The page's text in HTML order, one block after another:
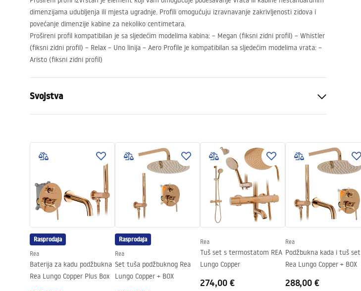
dimenzijama udubljenja ili mjesta ugradnje. Profili omogućuju izravnavanje zakrivljenosti zidova i
povećanje dimenzije kabine za nekoliko centimetara.
Prošireni profil kompatibilan je sa sljedećim modelima kabina: – Megan (fiksni zidni profil) – Whistler
(fiksni zidni profil) – Relax – Uno linija – Aero Profile je kompatibilan sa sljedećim modelima vrata: –
Aristo (fiksni zidni profil)
Svojstva
Prilagodba proširenja
25 mm
25 mm
mm
Jamstvo
24 mjeseca
Boja
Brush Gold
Rasprodaja
Rea
Baterija za kadu podžbukna
Rea Lungo Copper Plus Box
Rasprodaja
Rea
Set tuša podžbuknog Rea
Lungo Copper + BOX
Rea
Tuš set s termostatom REA
Lungo Copper
274,00 €
Rea
Podžbukna kada i tuš set
Rea Lungo Copper + BOX
288,00 €